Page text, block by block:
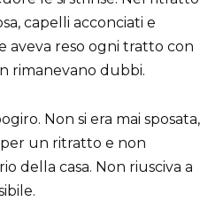
capelli acconciati e
aveva reso ogni tratto con
rimanevano dubbi.
Non si era mai sposata,
un ritratto e non
della casa. Non riusciva a